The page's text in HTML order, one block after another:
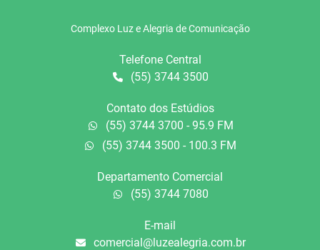
Complexo Luz e Alegria de Comunicação
Telefone Central
(55) 3744 3500
Contato dos Estúdios
(55) 3744 3700 - 95.9 FM
(55) 3744 3500 - 100.3 FM
Departamento Comercial
(55) 3744 7080
E-mail
comercial@luzealegria.com.br